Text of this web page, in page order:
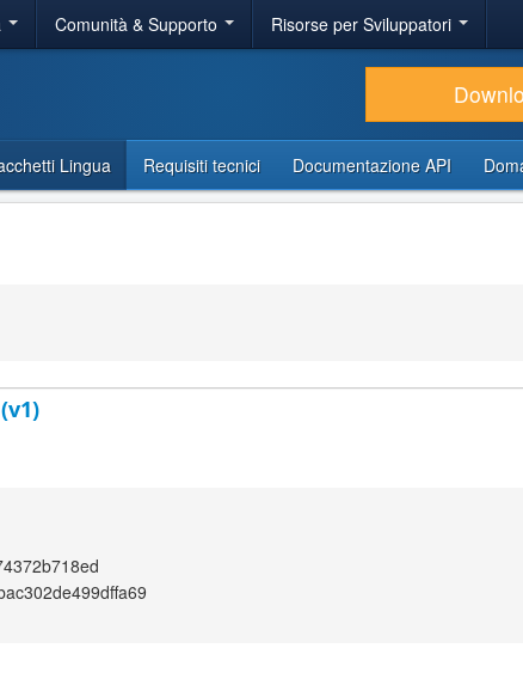
Comunità & Supporto Risorse per Sviluppatori
Lingua Requisiti tecnici Documentazione API